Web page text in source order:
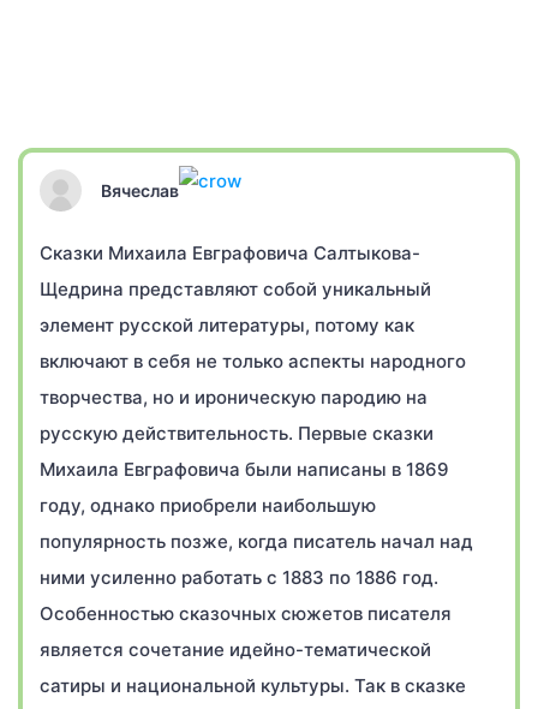
Вячеслав
Сказки Михаила Евграфовича Салтыкова-
Щедрина представляют собой уникальный
элемент русской литературы, потому как
включают в себя не только аспекты народного
творчества, но и ироническую пародию на
русскую действительность. Первые сказки
Михаила Евграфовича были написаны в 1869
году, однако приобрели наибольшую
популярность позже, когда писатель начал над
ними усиленно работать с 1883 по 1886 год.
Особенностью сказочных сюжетов писателя
является сочетание идейно-тематической
сатиры и национальной культуры. Так в сказке